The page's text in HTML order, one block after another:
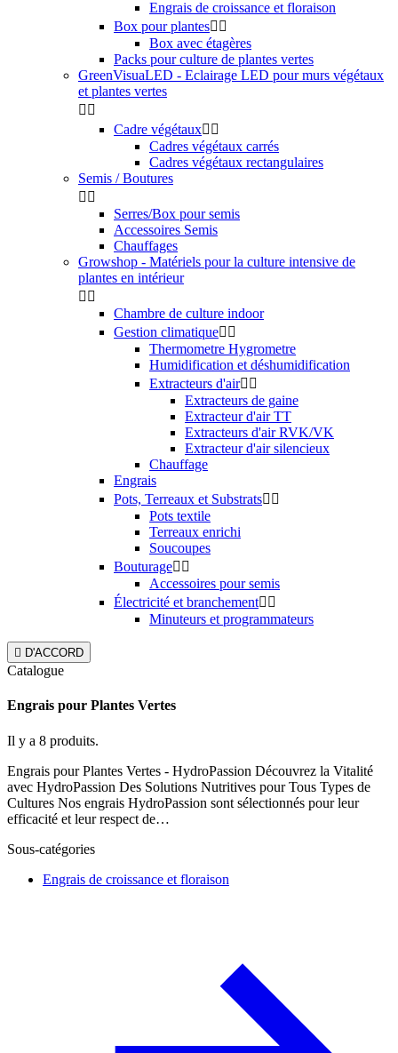
Engrais de croissance et floraison
Box pour plantes 
Box avec étagères
Packs pour culture de plantes vertes
GreenVisuaLED - Eclairage LED pour murs végétaux
et plantes vertes
 
Cadre végétaux 
Cadres végétaux carrés
Cadres végétaux rectangulaires
Semis / Boutures
 
Serres/Box pour semis
Accessoires Semis
Chauffages
Growshop - Matériels pour la culture intensive de
plantes en intérieur
 
Chambre de culture indoor
Gestion climatique 
Thermometre Hygrometre
Humidification et déshumidification
Extracteurs d'air 
Extracteurs de gaine
Extracteur d'air TT
Extracteurs d'air RVK/VK
Extracteur d'air silencieux
Chauffage
Engrais
Pots, Terreaux et Substrats 
Pots textile
Terreaux enrichi
Soucoupes
Bouturage 
Accessoires pour semis
Électricité et branchement 
Minuteurs et programmateurs
 D'ACCORD
Catalogue
Engrais pour Plantes Vertes
Il y a 8 produits.
Engrais pour Plantes Vertes - HydroPassion Découvrez la Vitalité
avec HydroPassion Des Solutions Nutritives pour Tous Types de
Cultures Nos engrais HydroPassion sont sélectionnés pour leur
efficacité et leur respect de…
Sous-catégories
Engrais de croissance et floraison